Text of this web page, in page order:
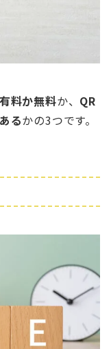
有料か無料か、 QR
るかの3つです。